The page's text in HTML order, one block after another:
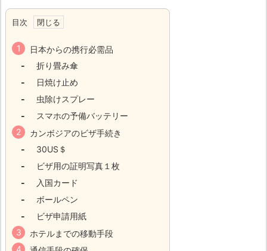
目次
日本からの携行必需品
折り畳み傘
日焼け止め
虫除けスプレー
スマホの予備バッテリー
カンボジアのビザ手続き
30US＄
ビザ用の証明写真１枚
入国カード
ボールペン
ビザ申請用紙
ホテルまでの移動手段